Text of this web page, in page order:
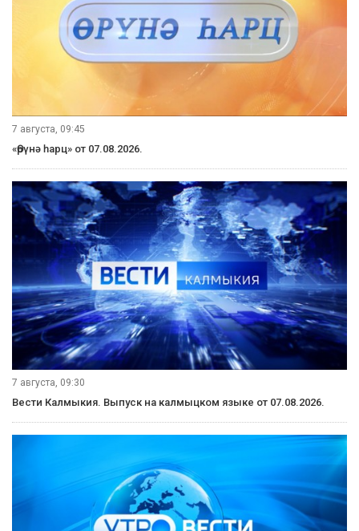
7 августа, 09:45
«Өрүнә һарц» от 07.08.2026.
7 августа, 09:30
Вести Калмыкия. Выпуск на калмыцком языке от 07.08.2026.